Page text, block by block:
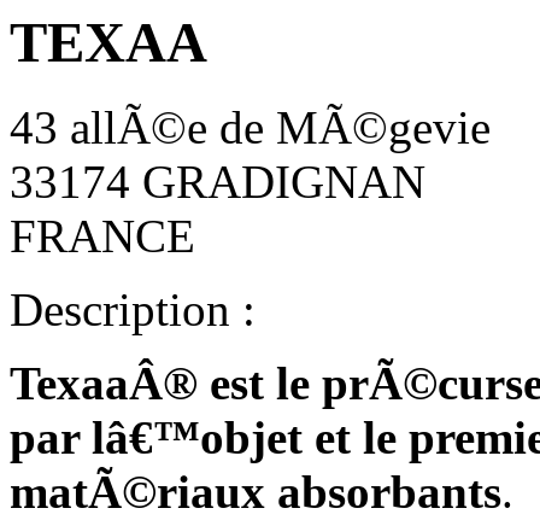
TEXAA
43 allÃ©e de MÃ©gevie
33174 GRADIGNAN
FRANCE
Description :
TexaaÂ® est le
par lâ€™objet et le
matÃ©riaux absorbants.